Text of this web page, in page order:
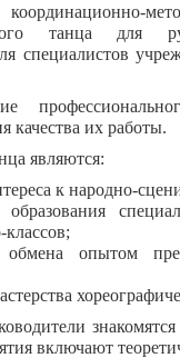
танца для
специалистов
качества их работы.
являются:
к народно-
опытом
включают